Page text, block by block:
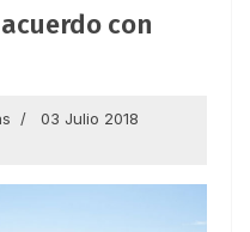
con
03 Julio 2018